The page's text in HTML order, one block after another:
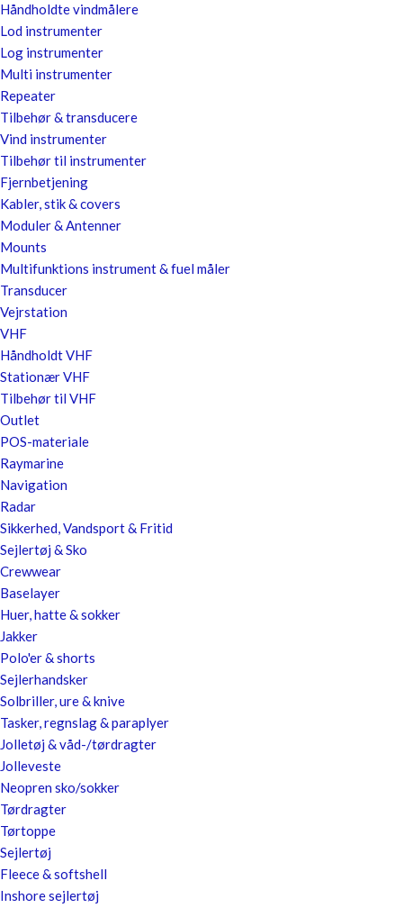
Håndholdte vindmålere
Lod instrumenter
Log instrumenter
Multi instrumenter
Repeater
Tilbehør & transducere
Vind instrumenter
Tilbehør til instrumenter
Fjernbetjening
Kabler, stik & covers
Moduler & Antenner
Mounts
Multifunktions instrument & fuel måler
Transducer
Vejrstation
VHF
Håndholdt VHF
Stationær VHF
Tilbehør til VHF
Outlet
POS-materiale
Raymarine
Navigation
Radar
Sikkerhed, Vandsport & Fritid
Sejlertøj & Sko
Crewwear
Baselayer
Huer, hatte & sokker
Jakker
Polo'er & shorts
Sejlerhandsker
Solbriller, ure & knive
Tasker, regnslag & paraplyer
Jolletøj & våd-/tørdragter
Jolleveste
Neopren sko/sokker
Tørdragter
Tørtoppe
Sejlertøj
Fleece & softshell
Inshore sejlertøj